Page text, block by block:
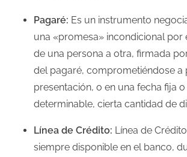
Pagaré: Es un instrumento
una «promesa» incondicional por
de una persona a otra, firmada
del pagaré, comprometiéndose a
presentación, o en una fecha fija
determinable, cierta cantidad de
Línea de Crédito: Línea de
siempre disponible en el banco,